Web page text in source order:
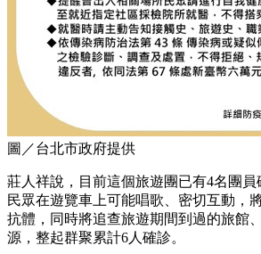
圖／台北市政府提供
莊人祥說，目前這個旅遊團已有4名團員
民眾在遊覽車上可能唱歌、密切互動，
抗體，同時將追查旅遊期間到過的旅館
源，整起群聚累計6人確診。